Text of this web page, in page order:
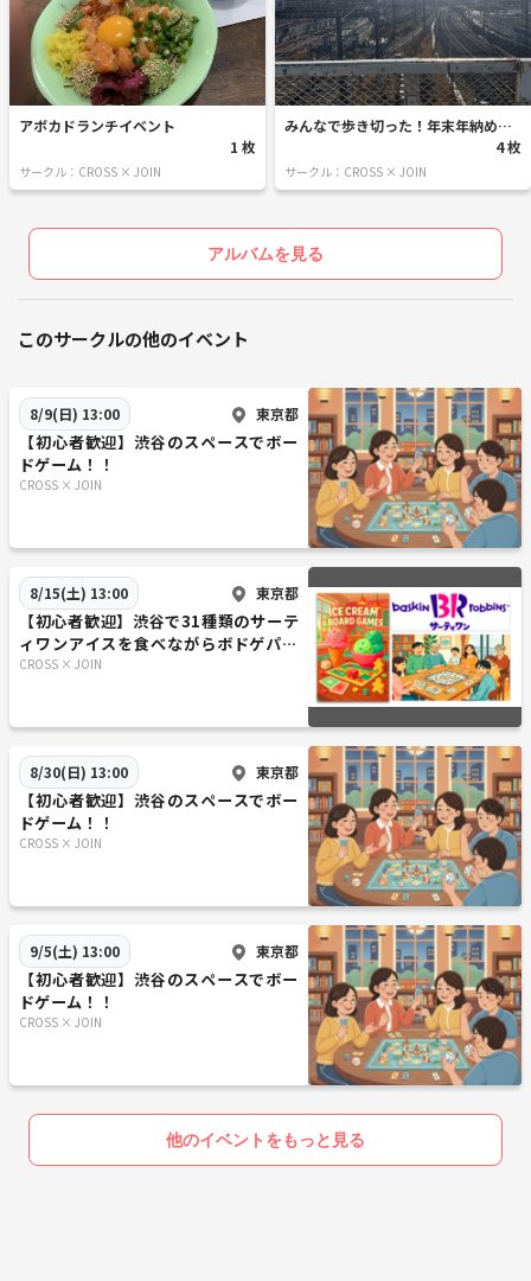
アボカドランチイベント
1 枚
サークル：CROSS × JOIN
みんなで歩き切った！年末年納め山
4 枚
サークル：CROSS × JOIN
アルバムを見る
このサークルの他のイベント
8/9(日) 13:00 東京都
【初心者歓迎】渋谷のスペースでボー
ドゲーム！！
CROSS × JOIN
8/15(土) 13:00 東京都
【初心者歓迎】渋谷で31種類のサーテ
ィワンアイスを食べながらボドゲパー
ティー😆大満足6時間!！😆
CROSS × JOIN
8/30(日) 13:00 東京都
【初心者歓迎】渋谷のスペースでボー
ドゲーム！！
CROSS × JOIN
9/5(土) 13:00 東京都
【初心者歓迎】渋谷のスペースでボー
ドゲーム！！
CROSS × JOIN
他のイベントをもっと見る